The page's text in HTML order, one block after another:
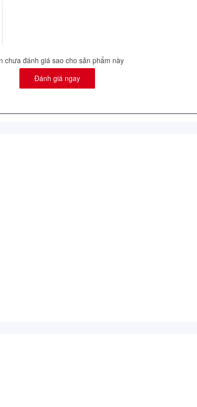
chưa đánh giá sao cho sản phẩm này
Đánh giá ngay